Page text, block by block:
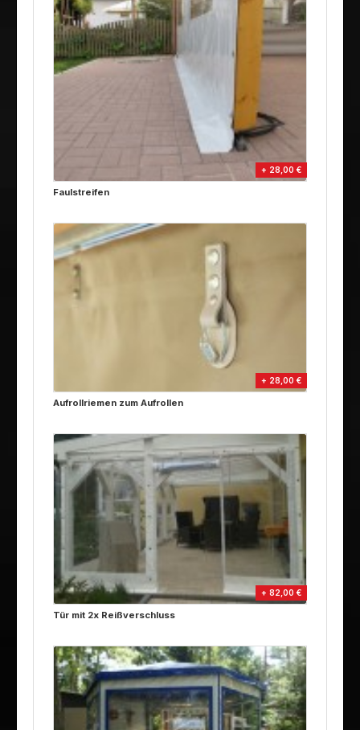
+ 28,00 €
Faulstreifen
+ 28,00 €
Aufrollriemen zum Aufrollen
+ 82,00 €
Tür mit 2x Reißverschluss